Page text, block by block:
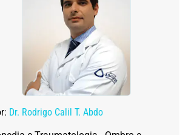
Câncer
Dermatologia
Doenças infecciosas
Geral
Dr. Rodrigo Calil T. Abdo